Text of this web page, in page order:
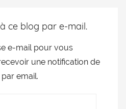
ce blog par e-mail.
e-mail pour vous
une notification de
email.